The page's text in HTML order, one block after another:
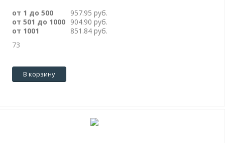
от 1 до 500
957.95 руб.
от 501 до 1000 904.90 руб.
от 1001
851.84 руб.
73
В корзину